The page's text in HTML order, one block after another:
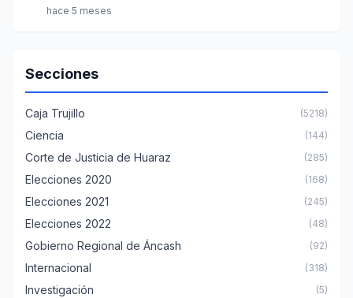
hace 5 meses
Secciones
Caja Trujillo (5218)
Ciencia (144)
Corte de Justicia de Huaraz (285)
Elecciones 2020 (168)
Elecciones 2021 (245)
Elecciones 2022 (48)
Gobierno Regional de Áncash (92)
Internacional (318)
Investigación (5)